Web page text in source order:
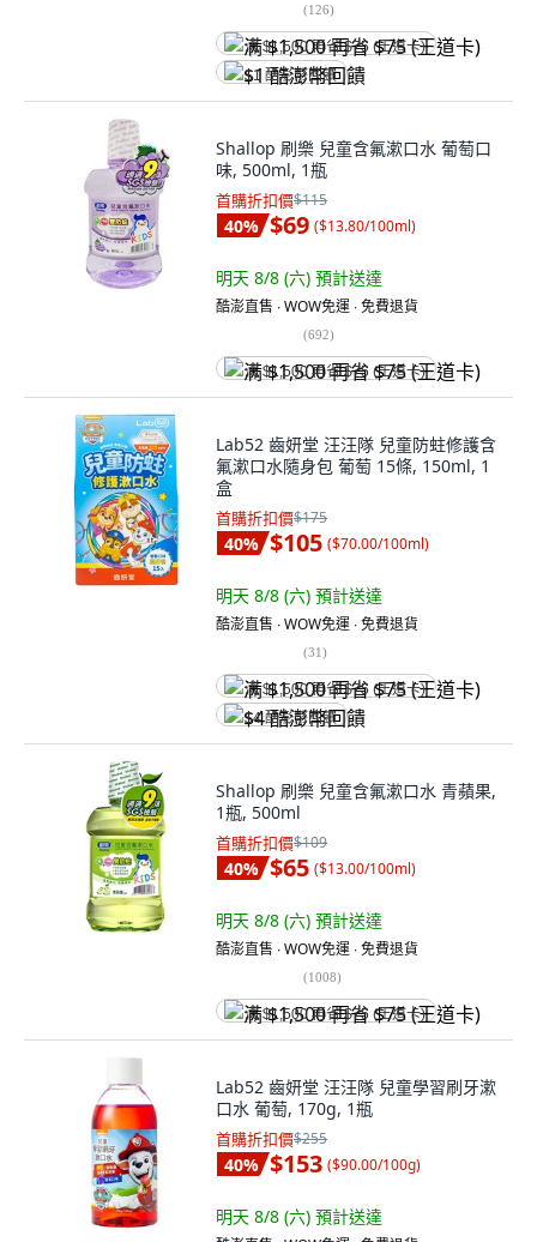
(126)
满 $1,500 再省 $75 (王道卡)
$1 酷澎幣回饋
Shallop 刷樂 兒童含氟漱口水 葡萄口
味, 500ml, 1瓶
首購折扣價$115
40% $69 ($13.80/100ml)
明天 8/8 (六) 預計送達
酷澎直售 ∙ WOW免運 ∙ 免費退貨
(692)
满 $1,500 再省 $75 (王道卡)
Lab52 齒妍堂 汪汪隊 兒童防蛀修護含
氟漱口水隨身包 葡萄 15條, 150ml, 1
盒
首購折扣價$175
40% $105 ($70.00/100ml)
明天 8/8 (六) 預計送達
酷澎直售 ∙ WOW免運 ∙ 免費退貨
(31)
满 $1,500 再省 $75 (王道卡)
$4 酷澎幣回饋
Shallop 刷樂 兒童含氟漱口水 青蘋果,
1瓶, 500ml
首購折扣價$109
40% $65 ($13.00/100ml)
明天 8/8 (六) 預計送達
酷澎直售 ∙ WOW免運 ∙ 免費退貨
(1008)
满 $1,500 再省 $75 (王道卡)
Lab52 齒妍堂 汪汪隊 兒童學習刷牙漱
口水 葡萄, 170g, 1瓶
首購折扣價$255
40% $153 ($90.00/100g)
明天 8/8 (六) 預計送達